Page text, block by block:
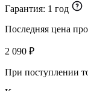
Гарантия: 1 год
Последняя цена
2 090 ₽
При поступлении